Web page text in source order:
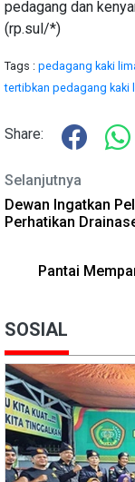
pedagang dan
(rp.sul/*)
Tags : pedagang kaki
tertibkan pedagang kaki
Share:
Selanjutnya
Dewan Ingatkan
Perhatikan
Pantai
SOSIAL